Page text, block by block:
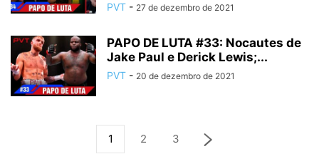
PVT - 27 de dezembro de 2021
PAPO DE LUTA #33: Nocautes de
Jake Paul e Derick Lewis;...
PVT - 20 de dezembro de 2021
1 2 3